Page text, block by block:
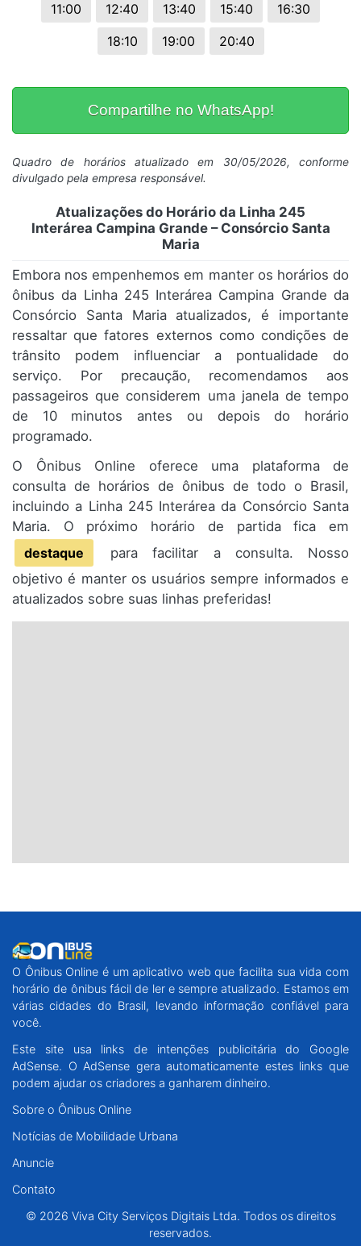
11:00 12:40 13:40 15:40
16:30
18:10
19:00 20:40
Compartilhe no WhatsApp!
Quadro de horários atualizado em 30/05/2026, conforme
divulgado pela empresa responsável.
Atualizações do Horário da Linha 245
Interárea Campina Grande – Consórcio Santa
Maria
Embora nos empenhemos em manter os horários do
ônibus da Linha 245 Interárea Campina Grande da
Consórcio Santa Maria atualizados, é importante
ressaltar que fatores externos como condições de
trânsito podem influenciar a pontualidade do
serviço. Por precaução, recomendamos aos
passageiros que considerem uma janela de tempo
de 10 minutos antes ou depois do horário
programado.
O Ônibus Online oferece uma plataforma de
consulta de horários de ônibus de todo o Brasil,
incluindo a Linha 245 Interárea da Consórcio Santa
Maria. O próximo horário de partida fica em
destaque
para facilitar a consulta. Nosso
objetivo é manter os usuários sempre informados e
atualizados sobre suas linhas preferidas!
O Ônibus Online é um aplicativo web que facilita sua vida com
horário de ônibus fácil de ler e sempre atualizado. Estamos em
várias cidades do Brasil, levando informação confiável para
você.
Este site usa links de intenções publicitária do Google
AdSense. O AdSense gera automaticamente estes links que
podem ajudar os criadores a ganharem dinheiro.
Sobre o Ônibus Online
Notícias de Mobilidade Urbana
Anuncie
Contato
© 2026 Viva City Serviços Digitais Ltda. Todos os direitos
reservados.